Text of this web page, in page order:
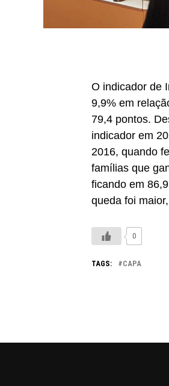
O indicador de
9,9% em
79,4 pontos.
indicador em
2016, quando
famílias que
ficando em
queda foi
0
TAGS: CAPA